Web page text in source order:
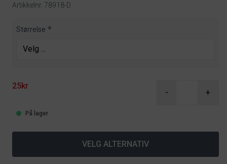
Artikkelnr. 78918-D
Størrelse
25kr
- +
På lager
VELG ALTERNATIV